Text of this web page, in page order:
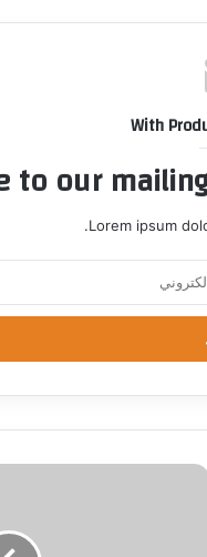
With
to our
Lorem ipsum